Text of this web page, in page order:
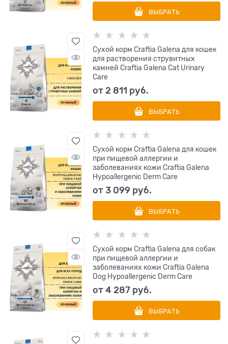
ВЫБРАТЬ
Сухой корм Craftia Galena для кошек
для растворения струвитных
камней Craftia Galena Cat Urinary
Care
от2 811 руб.
ВЫБРАТЬ
Сухой корм Craftia Galena для кошек
при пищевой аллергии и
заболеваниях кожи Craftia Galena
Hypoallergenic Derm Сare
от3 099 руб.
ВЫБРАТЬ
Сухой корм Craftia Galena для собак
при пищевой аллергии и
заболеваниях кожи Craftia Galena
Dog Hypoallergenic Derm Care
от4 287 руб.
ВЫБРАТЬ